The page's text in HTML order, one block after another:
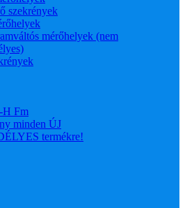
szekrények
mérőhelyek (nem
Fm
minden ÚJ
termékre!